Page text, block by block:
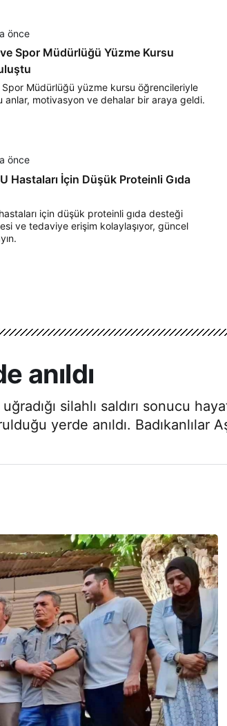
önce
ve Spor Müdürlüğü Yüzme Kursu
Spor Müdürlüğü yüzme kursu öğrencileriyle
anlar, motivasyon ve dehalar bir araya geldi.
önce
Hastaları İçin Düşük Proteinli Gıda
için düşük proteinli gıda desteği
ve tedaviye erişim kolaylaşıyor, güncel
anıldı
silahlı saldırı sonucu
yerde anıldı. Badıkanlılar